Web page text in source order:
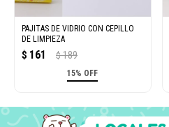
PAJITAS DE VIDRIO CON CEPILLO
DE LIMPIEZA
$ 161 $ 189
15% OFF